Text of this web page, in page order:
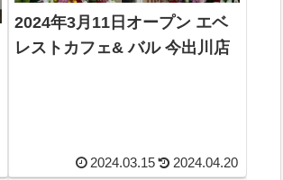
2024年3月11日オープン エベ
レストカフェ& バル 今出川店
2024.03.15 2024.04.20